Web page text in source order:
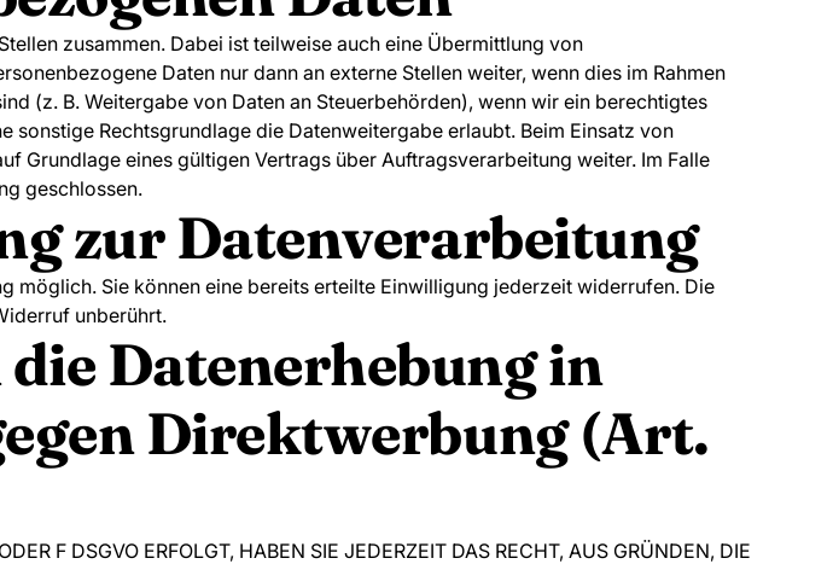
zusammen. Dabei ist teilweise auch eine Übermittlung von
Daten nur dann an externe Stellen weiter, wenn dies im Rahmen
(z. B. Weitergabe von Daten an Steuerbehörden), wenn wir ein berechtigtes
sonstige Rechtsgrundlage die Datenweitergabe erlaubt. Beim Einsatz von
Grundlage eines gültigen Vertrags über Auftragsverarbeitung weiter. Im Falle
geschlossen.
zur Datenverarbeitung
Sie können eine bereits erteilte Einwilligung jederzeit widerrufen. Die
unberührt.
Datenerhebung in
Direktwerbung (Art.
F DSGVO ERFOLGT, HABEN SIE JEDERZEIT DAS RECHT, AUS GRÜNDEN, DIE